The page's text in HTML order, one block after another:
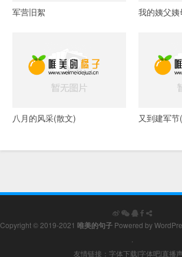
军营旧絮 我的姨父
八月的风采(散文) 又到建军
Copyright © 2019-2021 唯美的句子 Powered by
友情链接： 字体下载|字体吧|直播